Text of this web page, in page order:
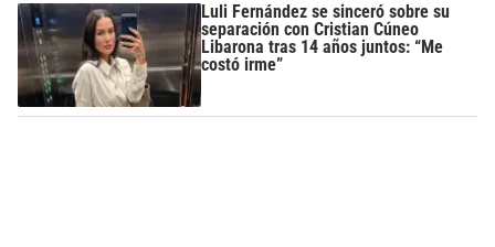
Luli Fernández se sinceró sobre su
separación con Cristian Cúneo
Libarona tras 14 años juntos: “Me
costó irme”